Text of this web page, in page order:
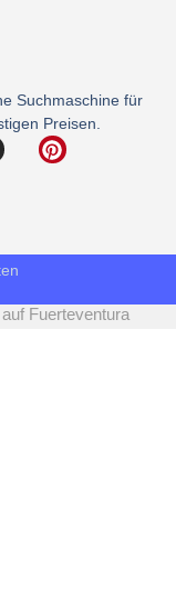
Suchmaschine für
Preisen.
Fuerteventura